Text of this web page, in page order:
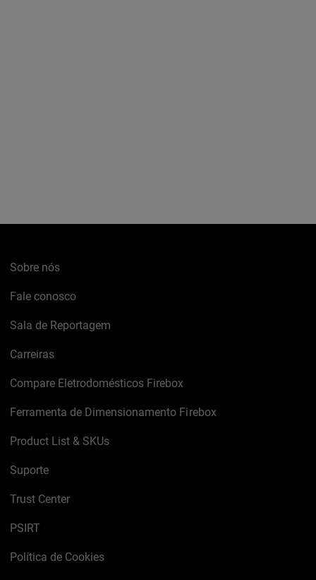
Sobre nós
Fale conosco
Sala de Reportagem
Carreiras
Compare Eletrodomésticos Firebox
Ferramenta de Dimensionamento Firebox
Product List & SKUs
Suporte
Trust Center
PSIRT
Política de Cookies